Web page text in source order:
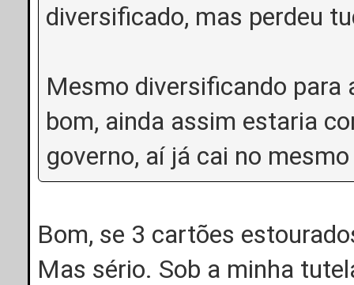
diversificado, mas perdeu
Mesmo diversificando para
bom, ainda assim estaria
governo, aí já cai no
Bom, se 3 cartões
Mas sério. Sob a minha